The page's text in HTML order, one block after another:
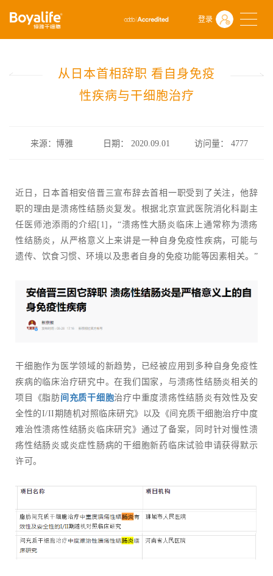
登录
首页 什么是干细胞
前沿动态
从日本首相辞职 看自身免疫性疾病与干细胞治疗
从日本首相辞职 看自身免疫
性疾病与干细胞治疗
来源：博雅 日期： 2020.09.01 访问量：4777
近日，日本首相安倍晋三宣布辞去首相一职受到了关注，他辞
职的理由是溃疡性结肠炎复发。根据北京宣武医院消化科副主
任医师池添雨的介绍[1]，“溃疡性大肠炎临床上通常称为溃疡
性结肠炎，从严格意义上来讲是一种自身免疫性疾病，可能与
遗传、饮食习惯、环境以及患者自身的免疫功能等因素相关。”
干细胞作为医学领域的新趋势，已经被应用到多种自身免疫性
疾病的临床治疗研究中。在我们国家，与溃疡性结肠炎相关的
项目《脂肪间充质干细胞治疗中重度溃疡性结肠炎有效性及安
全性的I/II期随机对照临床研究》以及《间充质干细胞治疗中度
难治性溃疡性结肠炎临床研究》通过了备案，同时针对慢性溃
疡性结肠炎或炎症性肠病的干细胞新药临床试验申请获得默示
许可。